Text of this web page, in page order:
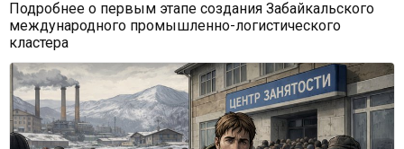
Подробнее о первым этапе создания Забайкальского
международного промышленно-логистического
кластера